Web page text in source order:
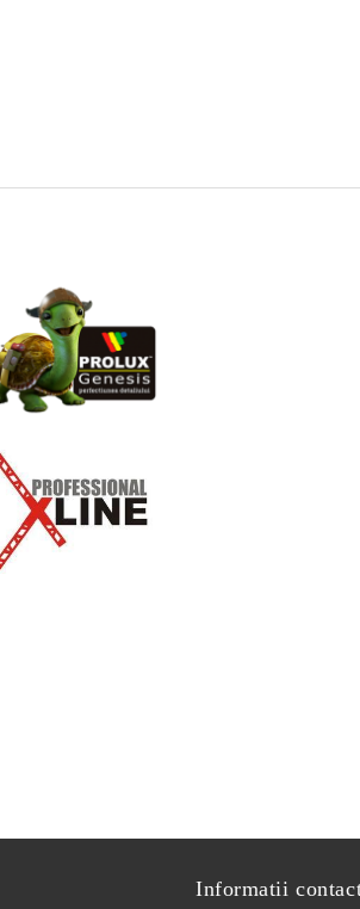
Informatii